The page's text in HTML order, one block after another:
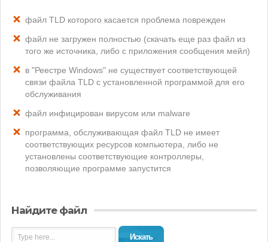
файл TLD которого касается проблема поврежден
файл не загружен полностью (скачать еще раз файл из
того же источника, либо с приложения сообщения мейл)
в "Реестре Windows" не существует соответствующей
связи файла TLD с установленной программой для его
обслуживания
файл инфицирован вирусом или malware
программа, обслуживающая файл TLD не имеет
соответствующих ресурсов компьютера, либо не
установлены соответствующие контроллеры,
позволяющие программе запустится
Найдите файл
Искать